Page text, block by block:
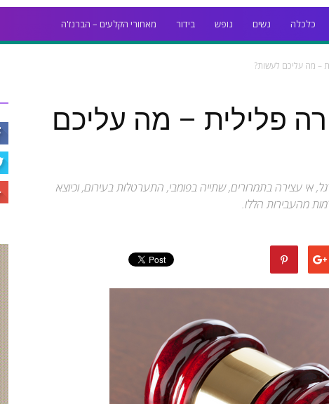
כלכלה נשים נופש בידור מאחורי הקלעים – הברנז'ה
– מה עליכם לעשות?
פלילית – מה עליכם
אי עצירה בתמרורים, שתייה בפומבי, התערטלות בעירום, וכיוצא
מהעבירות הללו.